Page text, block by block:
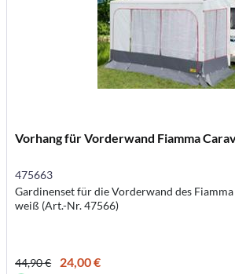
Vorhang für Vorderwand Fiamma
475663
Gardinenset für die Vorderwand des
weiß (Art.-Nr. 47566)
44,90 € 24,00 €